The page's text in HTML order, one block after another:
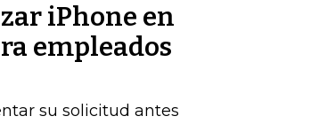
iPhone en
empleados
su solicitud antes